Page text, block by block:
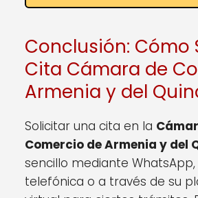
Conclusión: Cómo
Cita Cámara de
Armenia y del
Solicitar una cita en la
Comercio de Armenia y del
sencillo mediante
telefónica o a través de su